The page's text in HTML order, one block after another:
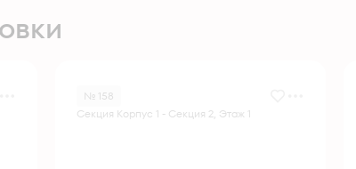
№ 158
Секция Корпус 1 - Секция 2, Этаж 1